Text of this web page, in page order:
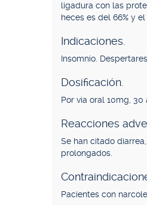
ligadura con las
heces es del 66% y el
Indicaciones.
Insomnio.
Dosificación.
Por vía oral 10mg,
Reacciones
Se han citado
prolongados.
Pacientes con